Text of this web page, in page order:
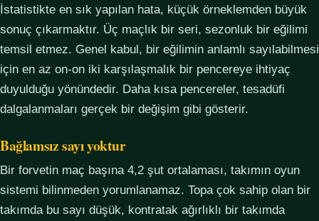
İstatistikte en sık yapılan hata, küçük örneklemden büyük
sonuç çıkarmaktır. Üç maçlık bir seri, sezonluk bir eğilimi
temsil etmez. Genel kabul, bir eğilimin anlamlı sayılabilmesi
için en az on-on iki karşılaşmalık bir pencereye ihtiyaç
duyulduğu yönündedir. Daha kısa pencereler, tesadüfi
dalgalanmaları gerçek bir değişim gibi gösterir.
Bağlamsız sayı yoktur
Bir forvetin maç başına 4,2 şut ortalaması, takımın oyun
sistemi bilinmeden yorumlanamaz. Topa çok sahip olan bir
takımda bu sayı düşük, kontratak ağırlıklı bir takımda